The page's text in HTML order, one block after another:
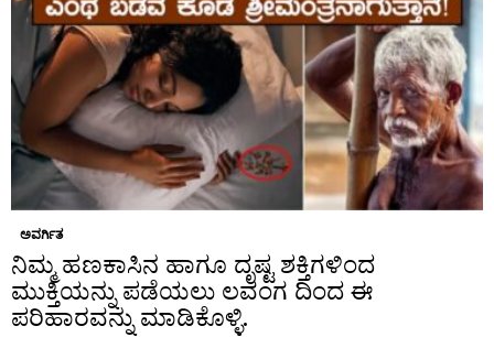
ಅವರ್ಗಿತ
ನಿಮ್ಮ ಹಣಕಾಸಿನ ಹಾಗೂ ದೃಷ್ಟ ಶಕ್ತಿಗಳಿಂದ
ಮುಕ್ತಿಯನ್ನು ಪಡೆಯಲು ಲವಂಗ ದಿಂದ ಈ
ಪರಿಹಾರವನ್ನು ಮಾಡಿಕೊಳ್ಳಿ.